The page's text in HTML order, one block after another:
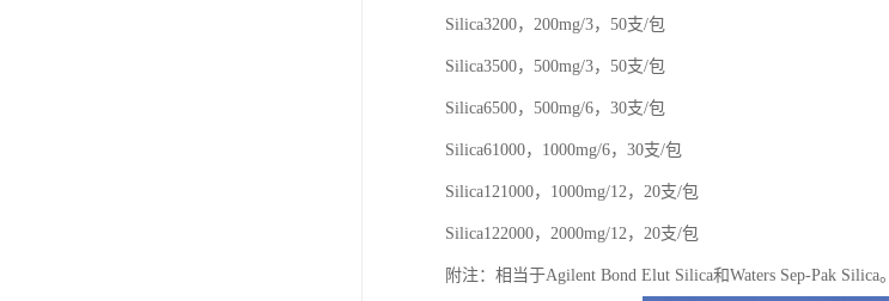
Silica3200，200mg/3，50支/包
Silica3500，500mg/3，50支/包
Silica6500，500mg/6，30支/包
Silica61000，1000mg/6，30支/包
Silica121000，1000mg/12，20支/包
Silica122000，2000mg/12，20支/包
附注：相当于Agilent Bond Elut Silica和Waters Sep-Pak Silica。